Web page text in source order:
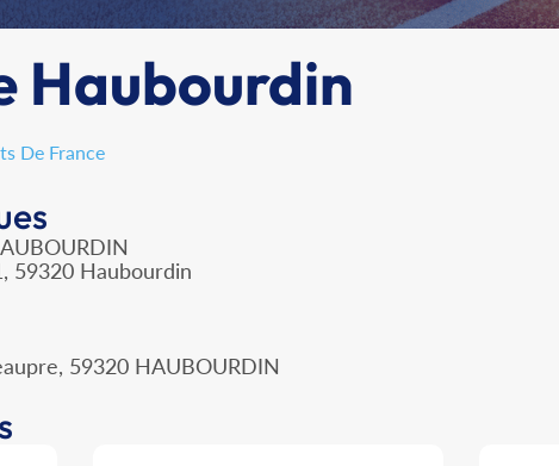
Haubourdin
De France
59320 Haubourdin
59320 HAUBOURDIN